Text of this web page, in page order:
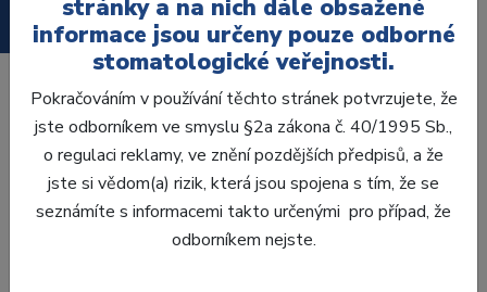
Ordinace
Připravili jsme pro Vás seriál rozhovorů s naším
kolegou Danielem Linnertem, kterého můžete znát
z naší divize, která se věnuje cestování. Ať už jste
fanoušci cestování a nebo raději trávíte volné chvíle
jinak, zveme Vás, abyste se s námi v tuto chvíli
vypravili za hranice všedních dní a nasáli atmosféru
stránky a na nich dále obsažené
informace jsou určeny pouze odborné
stomatologické veřejnosti.
Pokračováním v používání těchto stránek potvrzujete, že
jste odborníkem ve smyslu §2a zákona č. 40/1995 Sb.,
o regulaci reklamy, ve znění pozdějších předpisů, a že
jste si vědom(a) rizik, která jsou spojena s tím, že se
seznámíte s informacemi takto určenými pro případ, že
odborníkem nejste.